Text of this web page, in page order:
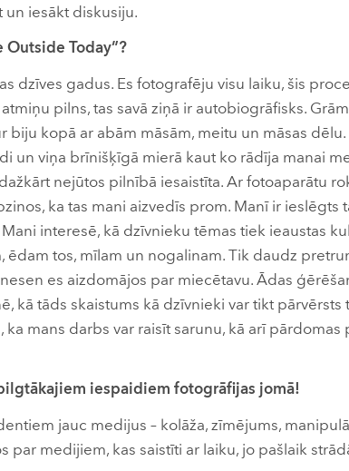
un iesākt diskusiju.
Outside Today”?
dzīves gadus. Es fotografēju visu laiku, šis
pilns, tas savā ziņā ir autobiogrāfisks.
biju kopā ar abām māsām, meitu un māsas
un viņa brīnišķīgā mierā kaut ko rādīja manai
nejūtos pilnībā iesaistīta. Ar fotoaparātu
ka tas mani aizvedīs prom. Manī ir ieslēgts
interesē, kā dzīvnieku tēmas tiek ieaustas
tos, mīlam un nogalinam. Tik daudz
es aizdomājos par miecētavu. Ādas
kā tāds skaistums kā dzīvnieki var tikt pārvērsts
ka mans darbs var raisīt sarunu, kā arī pārdomas
iespaidiem fotogrāfijas jomā!
jauc medijus – kolāža, zīmējums,
par medijiem, kas saistīti ar laiku, jo pašlaik